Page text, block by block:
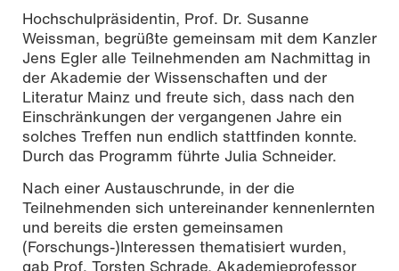
Hochschulpräsidentin, Prof. Dr. Susanne
Weissman, begrüßte gemeinsam mit dem Kanzler
Jens Egler alle Teilnehmenden am Nachmittag in
der Akademie der Wissenschaften und der
Literatur Mainz und freute sich, dass nach den
Einschränkungen der vergangenen Jahre ein
solches Treffen nun endlich stattfinden konnte.
Durch das Programm führte Julia Schneider.
Nach einer Austauschrunde, in der die
Teilnehmenden sich untereinander kennenlernten
und bereits die ersten gemeinsamen
(Forschungs-)Interessen thematisiert wurden,
gab Prof. Torsten Schrade, Akademieprofessor